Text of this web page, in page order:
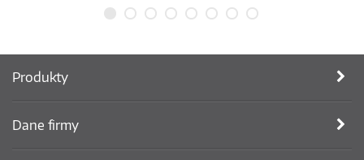
Produkty
Dane firmy